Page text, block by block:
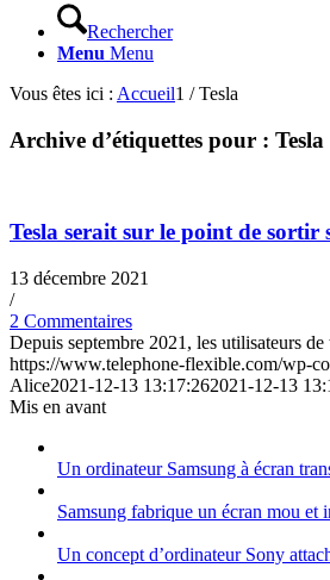
Rechercher
Menu Menu
Vous êtes ici : Accueil1 / Tesla
Archive d’étiquettes pour : Tesla
Tesla serait sur le point de
13 décembre 2021
/
2 Commentaires
Depuis septembre 2021, les utilisateurs
https://www.telephone-flexible.com/wp-
Alice2021-12-13 13:17:262021-12-13
Mis en avant
Un ordinateur Samsung à écran
Samsung fabrique un écran mou et
Un concept d’ordinateur Sony